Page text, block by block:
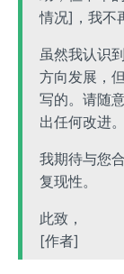
情况]，我不
虽然我认识
方向发展，
写的。请随
出任何改进。
我期待与您
复现性。
此致，
[作者]